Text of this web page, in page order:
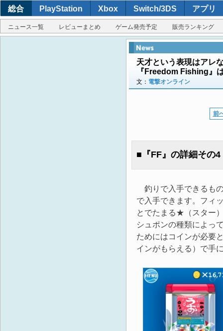
総合 PlayStation Xbox Switch/3DS アプリ
ニュース一覧 レビューまとめ ゲーム発売予定 販売ランキング
天才という表現はアレ
『Freedom Fishing』
文： 電撃オンライン
前
■『FF』の詳細その
釣りで入手できるも
で入手できます。フィ
とでたまる★（スター
シュポンの種類によっ
ためにはコインが必要
インがもらえる）で手